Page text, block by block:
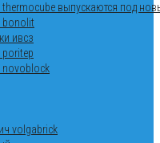
выпускаются под
bonolit
ивсз
poritep
novoblock
volgabrick